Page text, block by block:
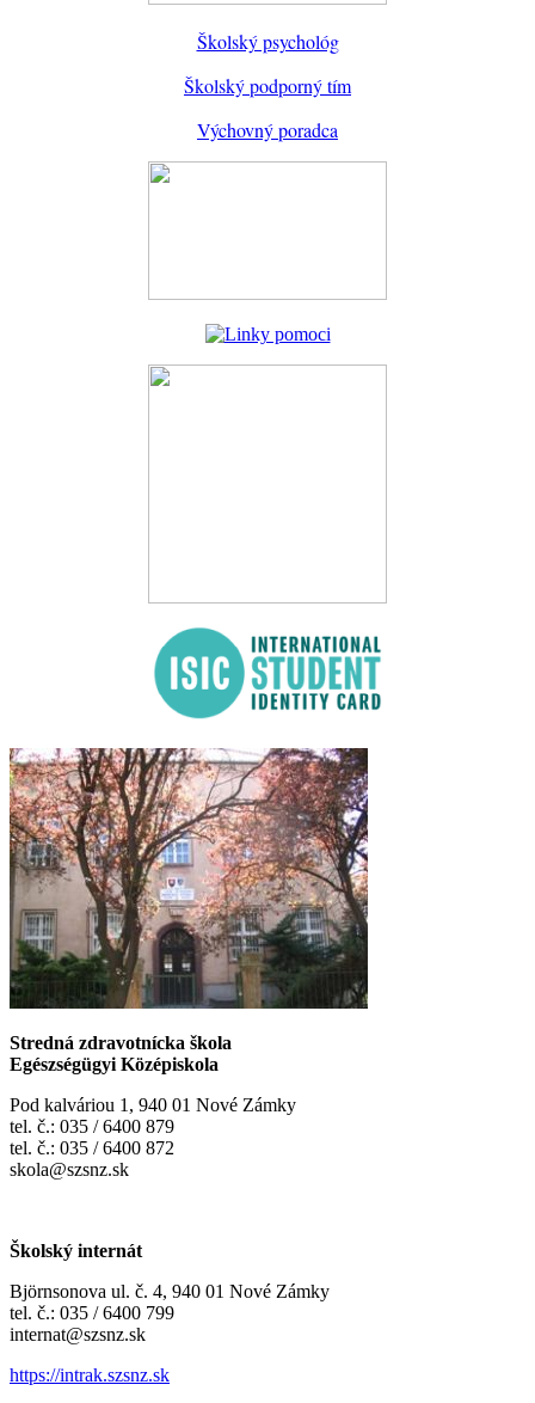
Školský psychológ
Školský podporný tím
Výchovný poradca
Stredná zdravotnícka škola
Egészségügyi Középiskola
Pod kalváriou 1, 940 01 Nové Zámky
tel. č.: 035 / 6400 879
tel. č.: 035 / 6400 872
skola@szsnz.sk
Školský internát
Björnsonova ul. č. 4, 940 01 Nové Zámky
tel. č.: 035 / 6400 799
internat@szsnz.sk
https://intrak.szsnz.sk